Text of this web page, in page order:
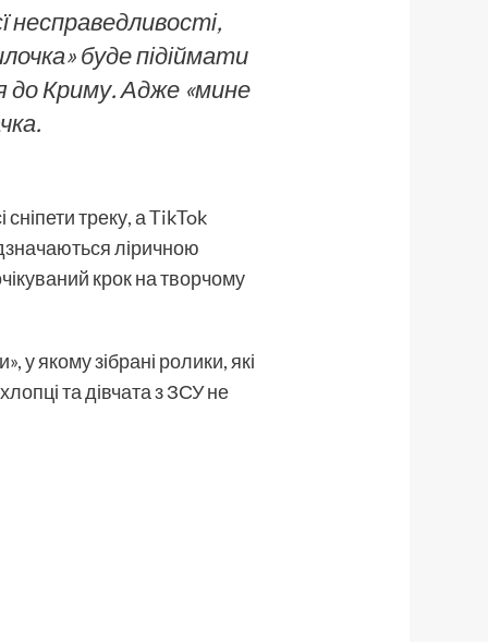
несправедливості,
буде підіймати
до Криму. Адже «мине
треку, а TikTok
ліричною
крок на творчому
у якому зібрані ролики, які
та дівчата з ЗСУ не